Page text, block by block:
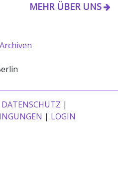
MEHR ÜBER UNS
DATENSCHUTZ |
| LOGIN